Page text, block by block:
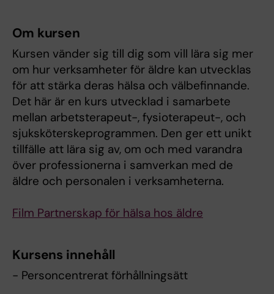
Om kursen
Kursen vänder sig till dig som vill lära sig mer
om hur verksamheter för äldre kan utvecklas
för att stärka deras hälsa och välbefinnande.
Det här är en kurs utvecklad i samarbete
mellan arbetsterapeut-, fysioterapeut-, och
sjuksköterskeprogrammen. Den ger ett unikt
tillfälle att lära sig av, om och med varandra
över professionerna i samverkan med de
äldre och personalen i verksamheterna.
Film Partnerskap för hälsa hos äldre
Kursens innehåll
- Personcentrerat förhållningsätt